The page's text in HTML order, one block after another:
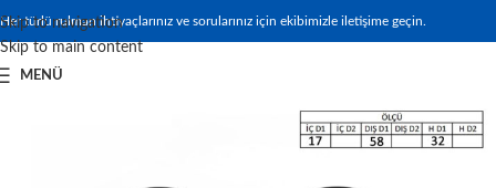
Skip to navigation
Skip to main content
Her türlü rulman ihtiyaçlarınız ve sorularınız için ekibimizle iletişime geçin.
MENÜ